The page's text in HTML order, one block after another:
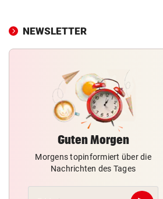
NEWSLETTER
Guten Morgen
Morgens topinformiert über die
Nachrichten des Tages